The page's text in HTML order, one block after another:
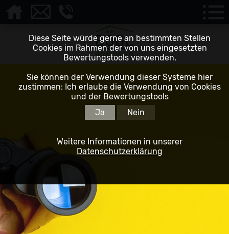
Diese Seite würde gerne an bestimmten Stellen
Cookies im Rahmen der von uns eingesetzten
Bewertungstools verwenden.
Sie können der Verwendung dieser Systeme hier
zustimmen: Ich erlaube die Verwendung von Cookies
und der Bewertungstools
Ja
Nein
Weitere Informationen in unserer
Datenschutzerklärung